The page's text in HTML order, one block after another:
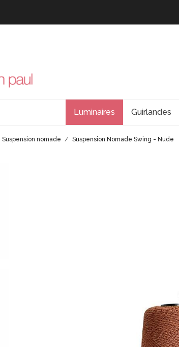
Luminaires Guirlandes
Suspension nomade Suspension Nomade Swing - Nude